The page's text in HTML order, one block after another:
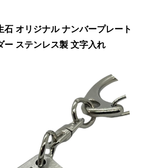
石 オリジナル ナンバープレート
ー ステンレス製 文字入れ